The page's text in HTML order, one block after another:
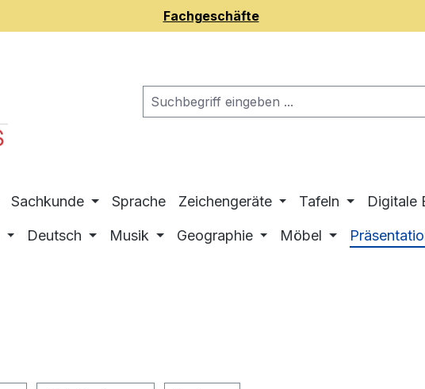
Fachgeschäfte
Sachkunde Sprache Zeichengeräte Tafeln Digitale
Deutsch Musik Geographie Möbel